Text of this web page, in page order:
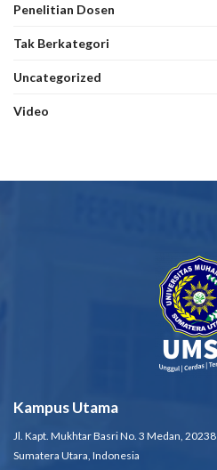
Penelitian Dosen
Tak Berkategori
Uncategorized
Video
Kampus Utama
Jl. Kapt. Mukhtar Basri No. 3 Medan, 20238
Sumatera Utara, Indonesia